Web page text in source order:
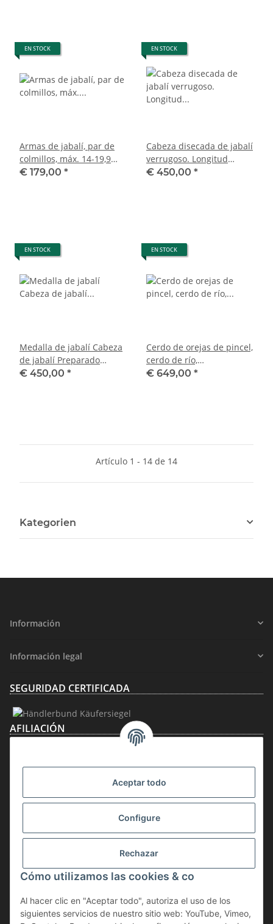
Aceptar todo
Configure
Rechazar
Cómo utilizamos las cookies & co
Al hacer clic en "Aceptar todo", autoriza el uso de los
siguientes servicios de nuestro sitio web: YouTube, Vimeo,
EN STOCK
Armas de jabalí, par de
colmillos, máx. 14-19,9
cm, jabalí, armas, África,
€ 179,00 *
EN STOCK
Cabeza disecada de jabalí
verrugoso. Longitud
máxima de los colmillos:
€ 450,00 *
EN STOCK
Medalla de jabalí Cabeza
de jabalí Preparado
Longitud máxima de los
€ 450,00 *
EN STOCK
Cerdo de orejas de pincel,
cerdo de río,
Potamochoerus porcus,
€ 649,00 *
Artículo 1 - 14 de 14
Kategorien
Información
Información legal
SEGURIDAD CERTIFICADA
AFILIACIÓN
Desistir del contrato
La mercancía está sujeta al impuesto sobre la diferencia. Por lo tanto, el
IVA incluido en el precio de compra no se indica por separado en la